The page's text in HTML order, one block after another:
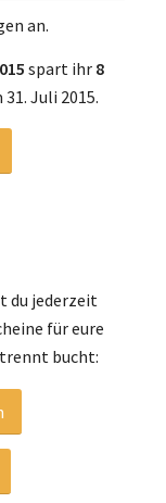
an.
spart ihr 8
Juli 2015.
du jederzeit
für eure
bucht: